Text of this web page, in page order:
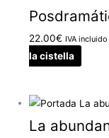
22.00€ IVA incluido
la cistella
La